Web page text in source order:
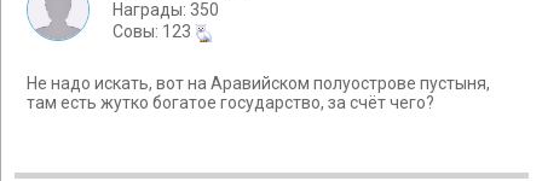
Награды: 350
Cовы: 123
Не надо искать, вот на Аравийском полуострове пустыня,
там есть жутко богатое государство, за счёт чего?